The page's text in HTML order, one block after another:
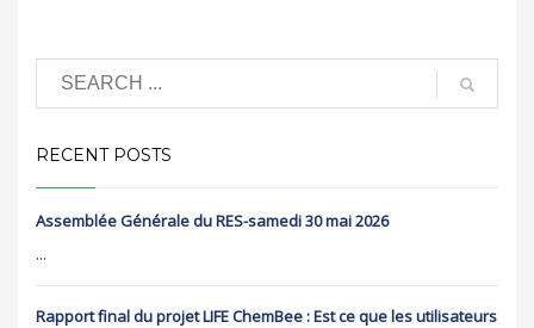
RECENT POSTS
Assemblée Générale du RES-samedi 30 mai 2026
...
Rapport final du projet LIFE ChemBee : Est ce que les utilisateurs